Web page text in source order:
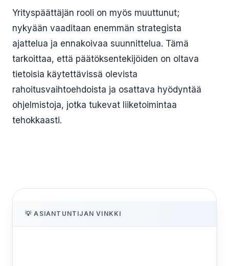
Yrityspäättäjän rooli on myös muuttunut;
nykyään vaaditaan enemmän strategista
ajattelua ja ennakoivaa suunnittelua. Tämä
tarkoittaa, että päätöksentekijöiden on oltava
tietoisia käytettävissä olevista
rahoitusvaihtoehdoista ja osattava hyödyntää
ohjelmistoja, jotka tukevat liiketoimintaa
tehokkaasti.
💡 ASIANTUNTIJAN VINKKI